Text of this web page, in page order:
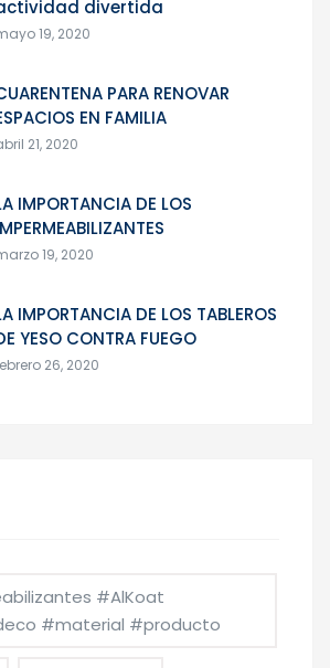
divertida
19, 2020
PARA RENOVAR
EN FAMILIA
21, 2020
IMPORTANCIA DE LOS
19, 2020
IMPORTANCIA DE LOS TABLEROS
YESO CONTRA FUEGO
26, 2020
#AlKoat
#material #producto